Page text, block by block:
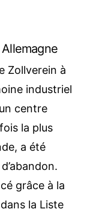
Zollverein à
industriel
centre
la plus
a été
grâce à la
la Liste